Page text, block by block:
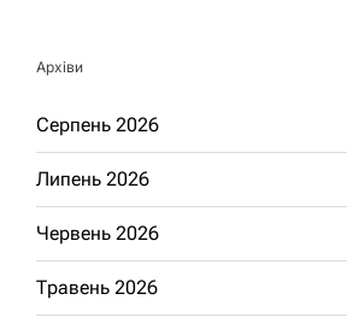
Архіви
Серпень 2026
Липень 2026
Червень 2026
Травень 2026